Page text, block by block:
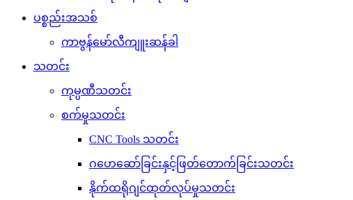
ပစ္စည်းအသစ်
ကာဗွန်မော်လီကျူးဆန်ခါ
သတင်း
ကုမ္ပဏီသတင်း
စက်မှုသတင်း
CNC Tools သတင်း
ဂဟေဆော်ခြင်းနှင့်ဖြတ်တောက်ခြင်းသတင်း
နိုက်ထရိုဂျင်ထုတ်လုပ်မှုသတင်း